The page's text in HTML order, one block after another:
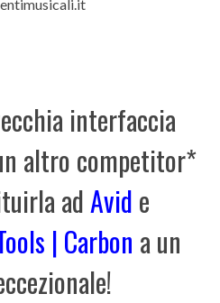
interfaccia
altro competitor*
adAvid e
| Carbon a un